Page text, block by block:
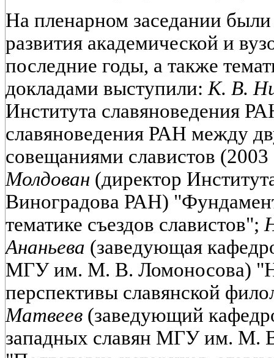
На пленарном заседании
развития академической и
последние годы, а также
докладами выступили:К. В.
Института славяноведения
славяноведения РАН между
совещаниями славистов
Молдован (директор
Виноградова РАН)
тематике съездов славистов";
Ананьева (заведующая
МГУ им. М. В. Ломоносова)
перспективы славянской
Матвеев (заведующий
западных славян МГУ им. М.